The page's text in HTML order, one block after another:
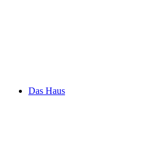
Das Haus